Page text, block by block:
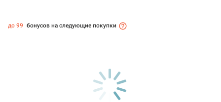
до 99 бонусов на следующие покупки